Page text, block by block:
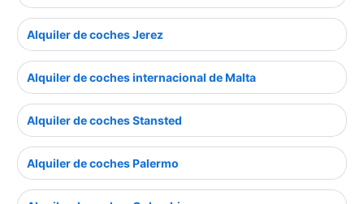
Alquiler de coches Jerez
Alquiler de coches internacional de Malta
Alquiler de coches Stansted
Alquiler de coches Palermo